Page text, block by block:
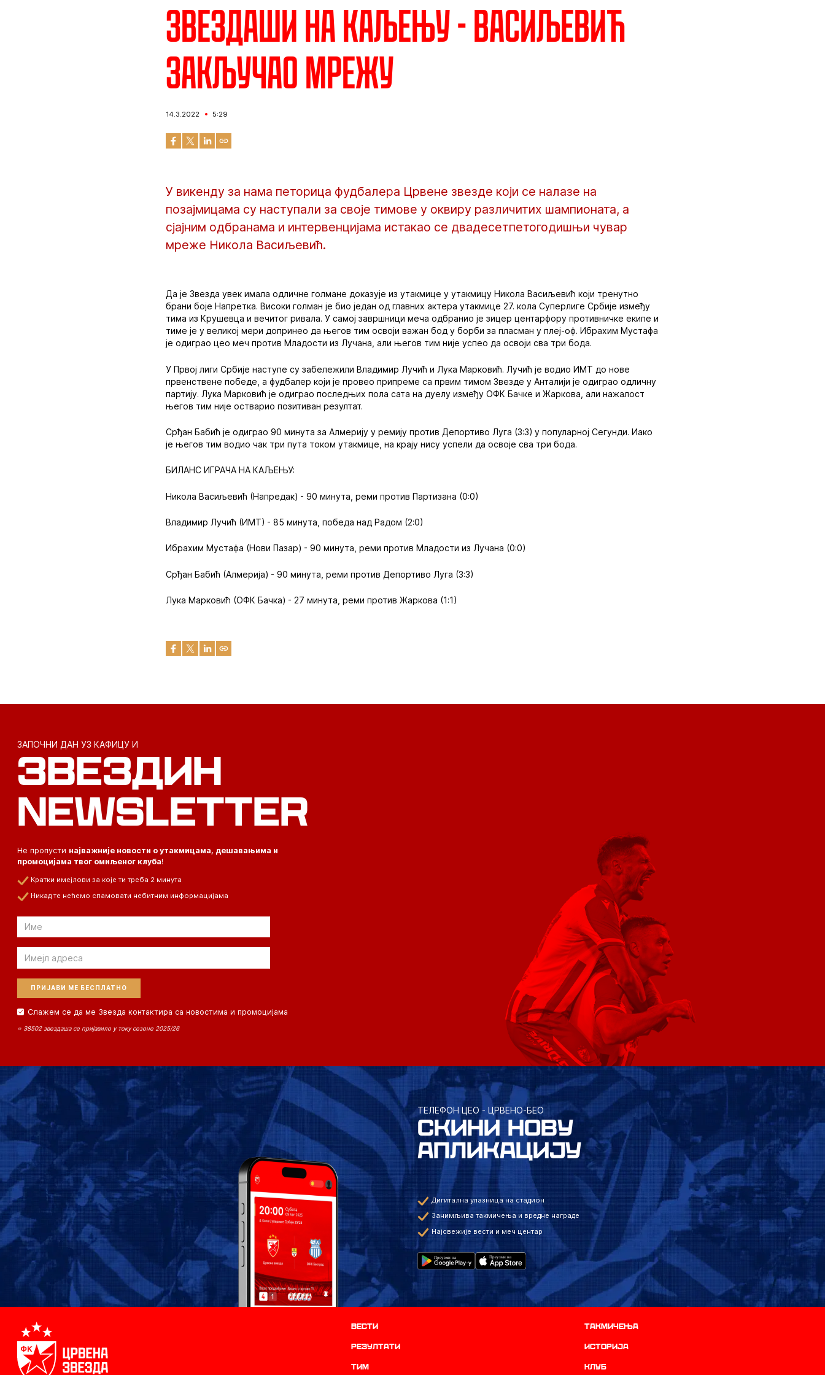
Звездаши на каљењу - Васиљевић
закључао мрежу
14.3.2022 5:29
У викенду за нама петорица фудбалера Црвене звезде који се налазе на
позајмицама су наступали за своје тимове у оквиру различитих шампионата, а
сјајним одбранама и интервенцијама истакао се двадесетпетогодишњи чувар
мреже Никола Васиљевић.
Да је Звезда увек имала одличне голмане доказује из утакмице у утакмицу Никола Васиљевић који тренутно
брани боје Напретка. Високи голман је био један од главних актера утакмице 27. кола Суперлиге Србије између
тима из Крушевца и вечитог ривала. У самој завршници меча одбранио је зицер центарфору противничке екипе и
тиме је у великој мери допринео да његов тим освоји важан бод у борби за пласман у плеј-оф. Ибрахим Мустафа
је одиграо цео меч против Младости из Лучана, али његов тим није успео да освоји сва три бода.
У Првој лиги Србије наступе су забележили Владимир Лучић и Лука Марковић. Лучић је водио ИМТ до нове
првенствене победе, а фудбалер који је провео припреме са првим тимом Звезде у Анталији је одиграо одличну
партију. Лука Марковић је одиграо последњих пола сата на дуелу између ОФК Бачке и Жаркова, али нажалост
његов тим није остварио позитиван резултат.
Срђан Бабић је одиграо 90 минута за Алмерију у ремију против Депортиво Луга (3:3) у популарној Сегунди. Иако
је његов тим водио чак три пута током утакмице, на крају нису успели да освоје сва три бода.
БИЛАНС ИГРАЧА НА КАЉЕЊУ:
Никола Васиљевић (Напредак) - 90 минута, реми против Партизана (0:0)
Владимир Лучић (ИМТ) - 85 минута, победа над Радом (2:0)
Ибрахим Мустафа (Нови Пазар) - 90 минута, реми против Младости из Лучана (0:0)
Срђан Бабић (Алмерија) - 90 минута, реми против Депортиво Луга (3:3)
Лука Марковић (ОФК Бачка) - 27 минута, реми против Жаркова (1:1)
ЗАПОЧНИ ДАН УЗ КАФИЦУ И
ЗВЕЗДИН
NEWSLETTER
Не пропусти најважније новости о утакмицама, дешавањима и
промоцијама твог омиљеног клуба!
Кратки имејлови за које ти треба 2 минута
Никад те нећемо спамовати небитним информацијама
Email
Email
Слажем се да ме Звезда контактира са новостима и промоцијама
⭐ 38502 звездаша се пријавило у току сезоне 2025/26
ТЕЛЕФОН ЦЕО - ЦРВЕНО-БЕО
СКИНИ НОВУ
АПЛИКАЦИЈУ
Дигитална улазница на стадион
Занимљива такмичења и вредне награде
Најсвежије вести и меч центар
Вести Такмичења
резултати историја
ТИМ Клуб